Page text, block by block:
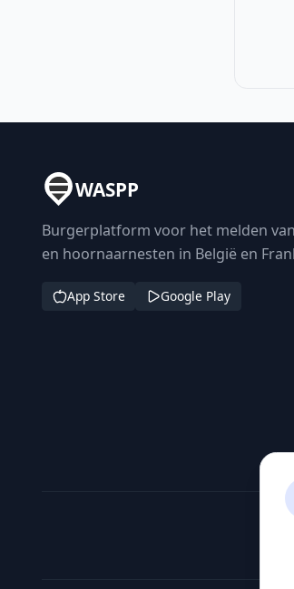
WASPP
Burgerplatform voor het melden
en hoornaarnesten in België en
App Store Google Play